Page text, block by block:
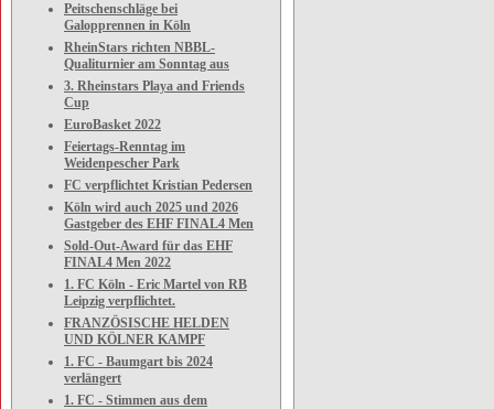
Peitschenschläge bei
Galopprennen in Köln
RheinStars richten NBBL-
Qualiturnier am Sonntag aus
3. Rheinstars Playa and Friends
Cup
EuroBasket 2022
Feiertags-Renntag im
Weidenpescher Park
FC verpflichtet Kristian Pedersen
Köln wird auch 2025 und 2026
Gastgeber des EHF FINAL4 Men
Sold-Out-Award für das EHF
FINAL4 Men 2022
1. FC Köln - Eric Martel von RB
Leipzig verpflichtet.
FRANZÖSISCHE HELDEN
UND KÖLNER KAMPF
1. FC - Baumgart bis 2024
verlängert
1. FC - Stimmen aus dem